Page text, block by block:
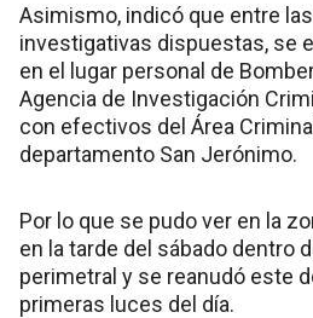
Asimismo, indicó que entre
investigativas dispuestas, se
en el lugar personal de
Agencia de Investigación
con efectivos del Área
departamento San Jerónimo.
Por lo que se pudo ver en la
en la tarde del sábado dentro
perimetral y se reanudó este
primeras luces del día.